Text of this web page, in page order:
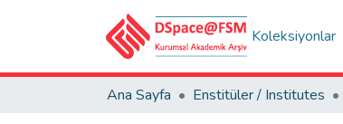
Koleksiyonlar
Ana Sayfa Enstitüler / Institutes